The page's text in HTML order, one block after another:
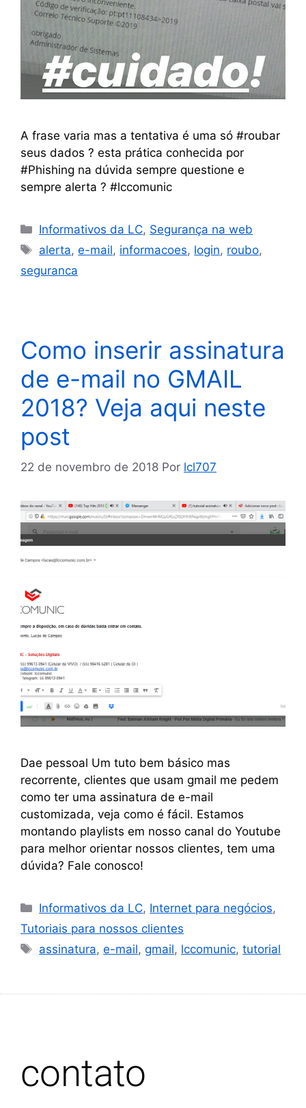
A frase varia mas a tentativa é uma só #roubar
seus dados ? esta prática conhecida por
#Phishing na dúvida sempre questione e
sempre alerta ? #lccomunic
Informativos da LC, Segurança na web
alerta,e-mail, informacoes, login, roubo,
seguranca
Como inserir assinatura
de e-mail no GMAIL
2018? Veja aqui neste
post
22 de novembro de 2018 Por lcl707
Dae pessoal Um tuto bem básico mas
recorrente, clientes que usam gmail me pedem
como ter uma assinatura de e-mail
customizada, veja como é fácil. Estamos
montando playlists em nosso canal do Youtube
para melhor orientar nossos clientes, tem uma
dúvida? Fale conosco!
Informativos da LC, Internet para negócios,
Tutoriais para nossos clientes
assinatura,e-mail,gmail, lccomunic,tutorial
contato